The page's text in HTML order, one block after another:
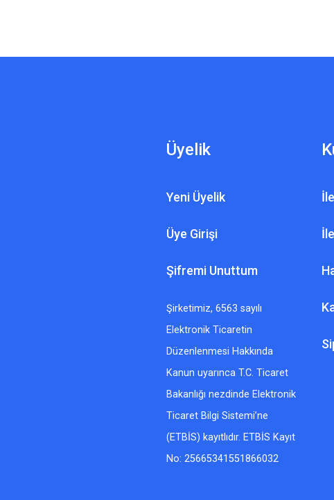
Üyelik
Yeni Üyelik
Üye Girişi
Şifremi Unuttum
Şirketimiz, 6563 sayılı
Elektronik Ticaretin
Düzenlenmesi Hakkında
Kanun uyarınca T.C. Ticaret
Bakanlığı nezdinde Elektronik
Ticaret Bilgi Sistemi’ne
(ETBİS) kayıtlıdır. ETBİS Kayıt
No: 25665341551866032